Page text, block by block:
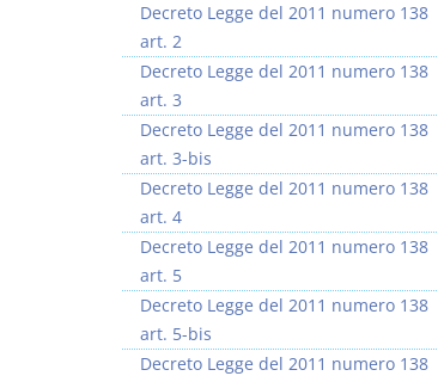
Decreto Legge del 2011 numero 138
art. 2
Decreto Legge del 2011 numero 138
art. 3
Decreto Legge del 2011 numero 138
art. 3-bis
Decreto Legge del 2011 numero 138
art. 4
Decreto Legge del 2011 numero 138
art. 5
Decreto Legge del 2011 numero 138
art. 5-bis
Decreto Legge del 2011 numero 138
Prescrizione e
Versione ebook
Rapporto e
relazione
D. Minussi
Versione
(iva incl.)